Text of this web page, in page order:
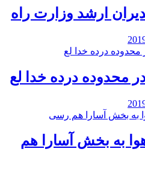
ارشد وزارت راه
محدوده درده خدا لع
به بخش آسارا هم